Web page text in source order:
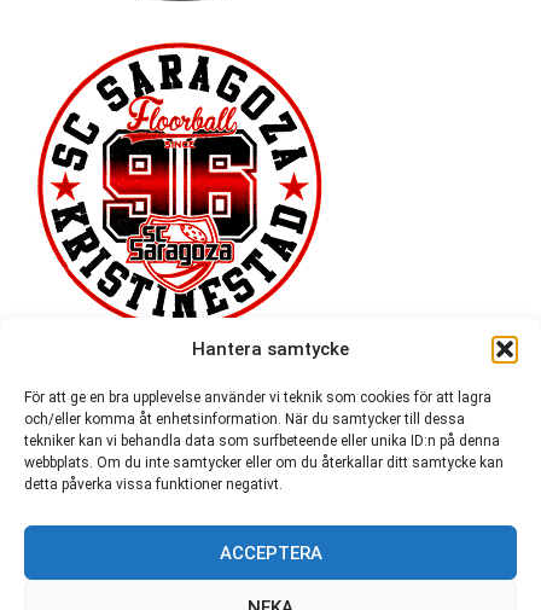
Hantera samtycke
För att ge en bra upplevelse använder vi teknik som cookies för att lagra
och/eller komma åt enhetsinformation. När du samtycker till dessa
tekniker kan vi behandla data som surfbeteende eller unika ID:n på denna
webbplats. Om du inte samtycker eller om du återkallar ditt samtycke kan
detta påverka vissa funktioner negativt.
ACCEPTERA